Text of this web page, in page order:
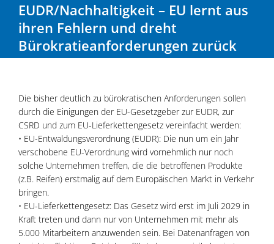
EUDR/Nachhaltigkeit – EU lernt aus
ihren Fehlern und dreht
Bürokratieanforderungen zurück
Die bisher deutlich zu bürokratischen Anforderungen sollen
durch die Einigungen der EU-Gesetzgeber zur EUDR, zur
CSRD und zum EU-Lieferkettengesetz vereinfacht werden:
• EU-Entwaldungsverordnung (EUDR): Die nun um ein Jahr
verschobene EU-Verordnung wird vornehmlich nur noch
solche Unternehmen treffen, die die betroffenen Produkte
(z.B. Reifen) erstmalig auf dem Europäischen Markt in Verkehr
bringen.
• EU-Lieferkettengesetz: Das Gesetz wird erst im Juli 2029 in
Kraft treten und dann nur von Unternehmen mit mehr als
5.000 Mitarbeitern anzuwenden sein. Bei Datenanfragen von